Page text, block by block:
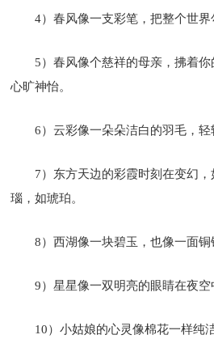
4）春风像一支彩笔，把整个世界
5）春风像个慈祥的母亲，拂着你
心旷神怡。
6）云彩像一朵朵洁白的羽毛，轻
7）东方天边的彩霞时刻在变幻
瑙，如琥珀。
8）西湖像一块碧玉，也像一面铜
9）星星像一双明亮的眼睛在夜空
10）小姑娘的心灵像棉花一样纯洁